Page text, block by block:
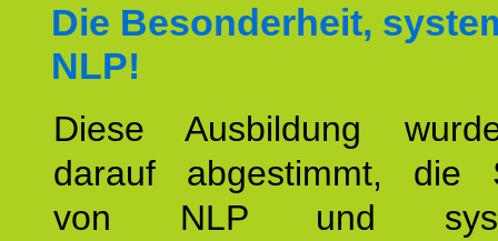
Die Besonderheit,
NLP!
Diese Ausbildung
darauf abgestimmt, die
von NLP und